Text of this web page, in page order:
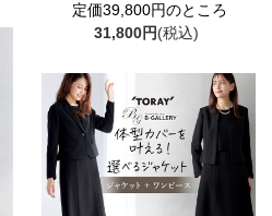
定価39,800円のところ
31,800円(税込)